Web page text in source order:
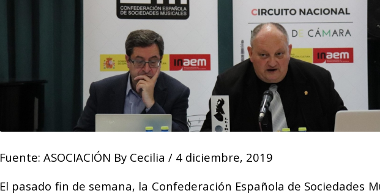
Fuente: ASOCIACIÓN By Cecilia / 4 diciembre, 2019
El pasado fin de semana, la Confederación Española de Sociedades